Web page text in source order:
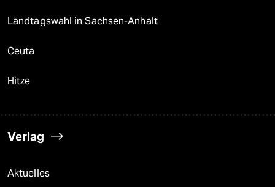
Landtagswahl in Sachsen-Anhalt
Ceuta
Hitze
Verlag
Aktuelles